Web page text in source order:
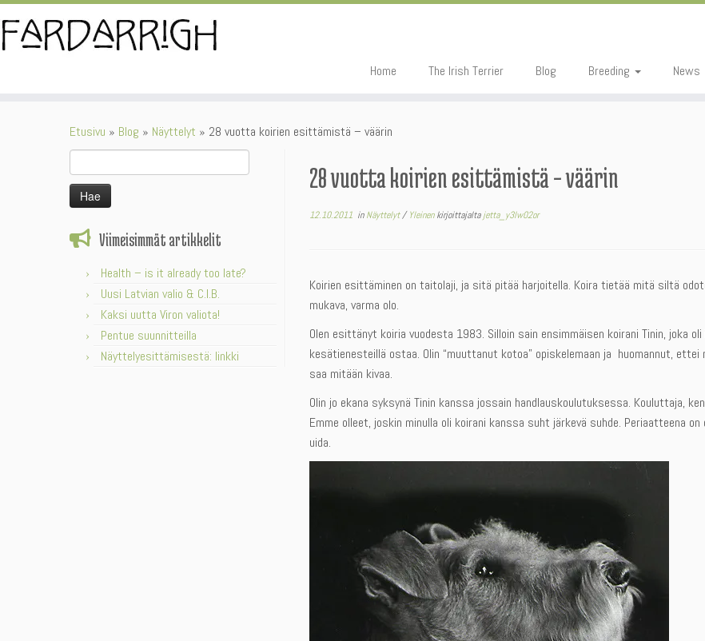
Skip
to
content
Home The Irish Terrier Blog Breeding News
Etusivu » Blog » Näyttelyt » 28 vuotta koirien esittämistä – väärin
Viimeisimmät artikkelit
Health – is it already too late?
Uusi Latvian valio & C.I.B.
Kaksi uutta Viron valiota!
Pentue suunnitteilla
Näyttelyesittämisestä: linkki
28 vuotta koirien esittämistä – väärin
12.10.2011 inNäyttelyt/Yleinenkirjoittajaltajetta_y3lw02or
Koirien esittäminen on taitolaji, ja sitä pitää harjoitella. Koira tietää mitä siltä
mukava, varma olo.
Olen esittänyt koiria vuodesta 1983. Silloin sain ensimmäisen koirani Tinin, joka
kesätienesteillä ostaa. Olin “muuttanut kotoa” opiskelemaan ja huomannut,
saa mitään kivaa.
Olin jo ekana syksynä Tinin kanssa jossain handlauskoulutuksessa. Kouluttaja,
Emme olleet, joskin minulla oli koirani kanssa suht järkevä suhde. Periaatteena
uida.